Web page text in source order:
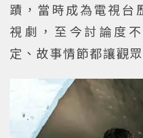
蹟，當時成為電視台
視劇，至今討論度
定、故事情節都讓觀